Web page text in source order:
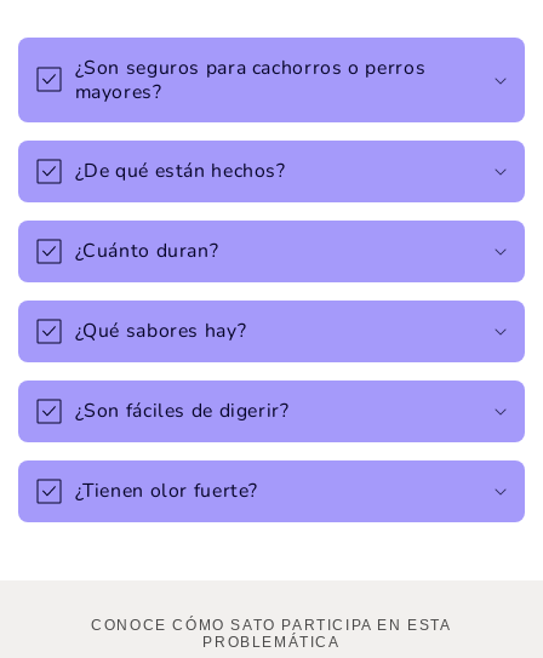
¿Son seguros para cachorros o perros
mayores?
¿De qué están hechos?
¿Cuánto duran?
¿Qué sabores hay?
¿Son fáciles de digerir?
¿Tienen olor fuerte?
CONOCE CÓMO SATO PARTICIPA EN ESTA
PROBLEMÁTICA